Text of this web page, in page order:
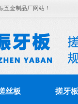
五金制品厂网站！
丝板 搓牙板